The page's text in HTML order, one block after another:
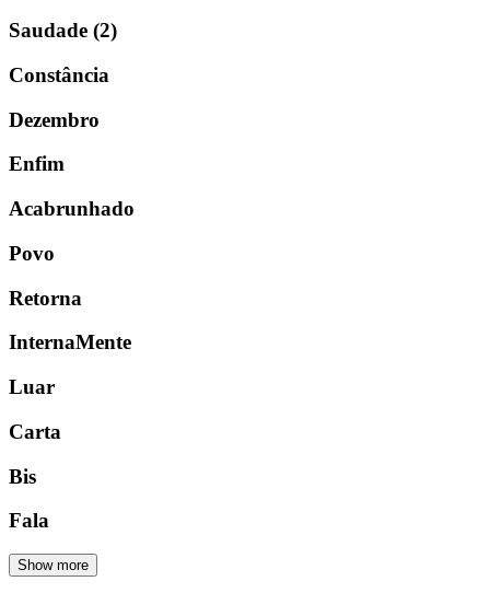
Saudade (2)
Constância
Dezembro
Enfim
Acabrunhado
Povo
Retorna
InternaMente
Luar
Carta
Bis
Fala
Show more